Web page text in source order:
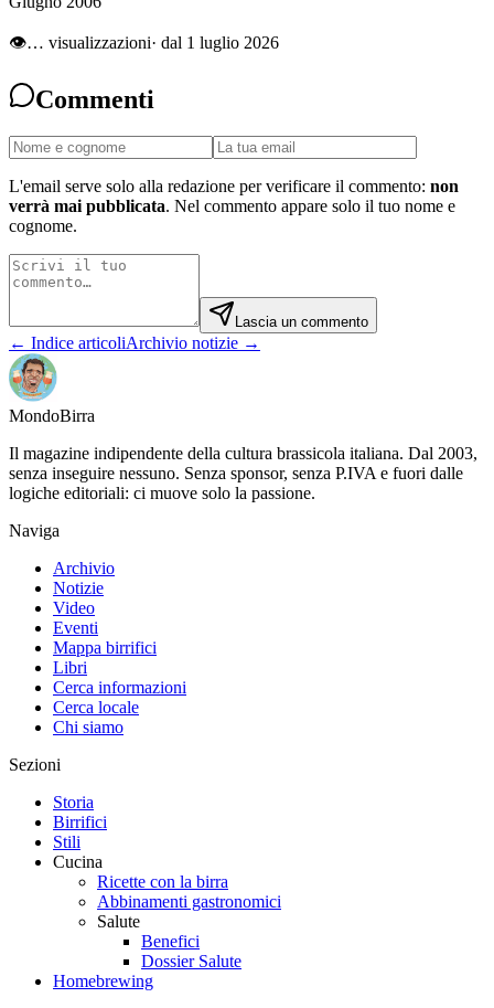
👁… visualizzazioni· dal 1 luglio 2026
Commenti
L'email serve solo alla redazione per verificare il commento: non
verrà mai pubblicata. Nel commento appare solo il tuo nome e
cognome.
Lascia un commento
← Indice articoliArchivio notizie →
MondoBirra
Il magazine indipendente della cultura brassicola italiana. Dal 2003,
senza inseguire nessuno. Senza sponsor, senza P.IVA e fuori dalle
logiche editoriali: ci muove solo la passione.
Naviga
Archivio
Notizie
Video
Eventi
Mappa birrifici
Libri
Cerca informazioni
Cerca locale
Chi siamo
Sezioni
Storia
Birrifici
Stili
Cucina
Ricette con la birra
Abbinamenti gastronomici
Salute
Benefici
Dossier Salute
Homebrewing